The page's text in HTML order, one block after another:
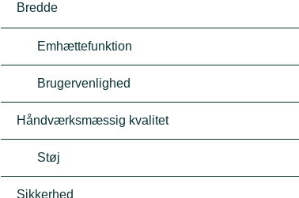
Bredde
Emhættefunktion
Brugervenlighed
Håndværksmæssig kvalitet
Støj
Sikkerhed